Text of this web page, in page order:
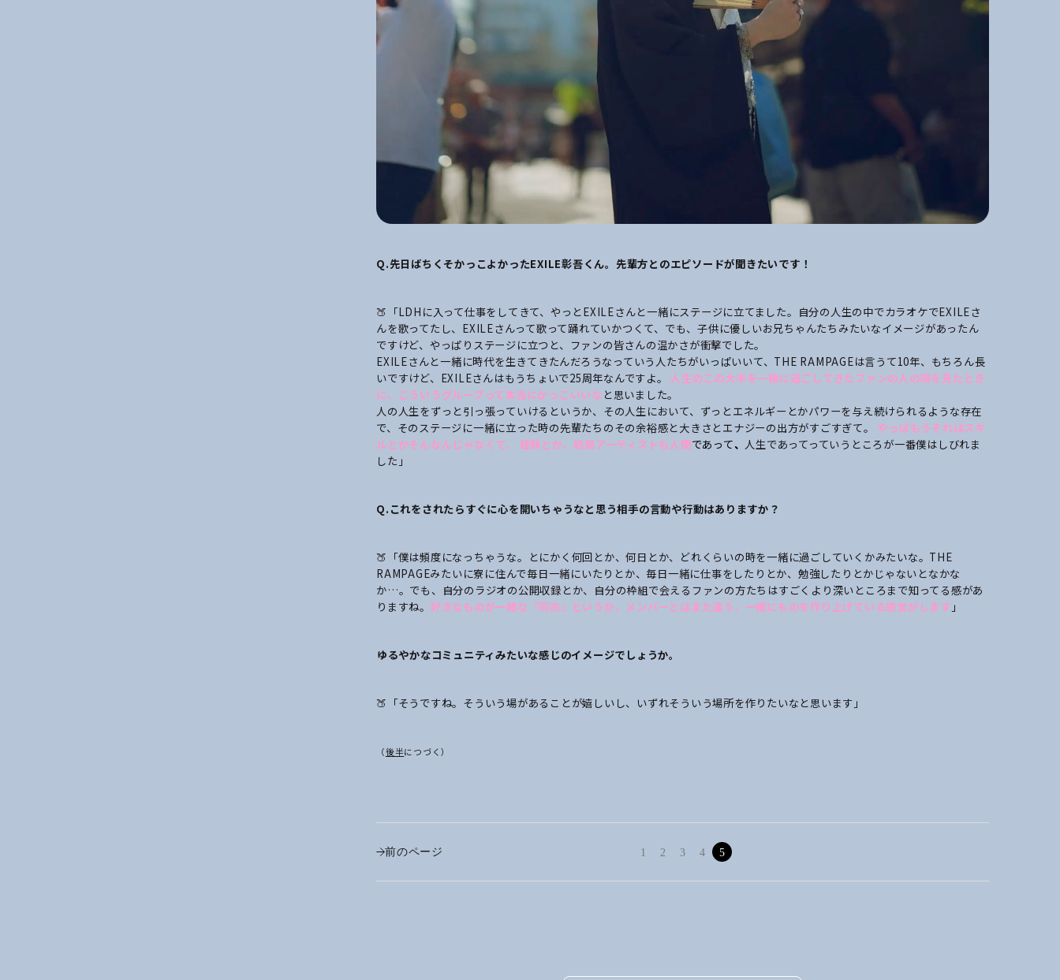
Q.先日ばちくそかっこよかったEXILE彰吾くん。 先輩方とのエピソードが聞きたいです！
🍑「LDHに入って仕事をしてきて、やっとEXILEさんと一緒にステージに立てました。自分の人生の中でカラオケでEXILEさ
んを歌ってたし、EXILEさんって歌って踊れていかつくて、でも、子供に優しいお兄ちゃんたちみたいなイメージがあったん
ですけど、やっぱりステージに立つと、ファンの皆さんの温かさが衝撃でした。
EXILEさんと一緒に時代を生きてきたんだろうなっていう人たちがいっぱいいて、THE RAMPAGEは言うて10年、もちろん長
いですけど、EXILEさんはもうちょいで25周年なんですよ。人生のこの大半を一緒に過ごしてきたファンの人の顔を見たとき
に、こういうグループって本当にかっこいいな と思いました。
人の人生をずっと引っ張っていけるというか、その人生において、ずっとエネルギーとかパワーを与え続けられるような存在
で、そのステージに一緒に立った時の先輩たちのその余裕感と大きさとエナジーの出方がすごすぎて。
やっぱもうそれはスキ
ルとかそんなんじゃなくて、 経験とか、結局アーティストも人間であって、 人生であってっていうところが一番僕はしびれま
した」
Q. これをされたらすぐに心を開いちゃうなと思う相手の言動や行動はありますか？
🍑「僕は頻度になっちゃうな。とにかく何回とか、何日とか、どれくらいの時を一緒に過ごしていくかみたいな。THE
RAMPAGEみたいに寮に住んで毎日一緒にいたりとか、毎日一緒に仕事をしたりとか、勉強したりとかじゃないとなかな
か…。でも、自分のラジオの公開収録とか、自分の枠組で会えるファンの方たちはすごくより深いところまで知ってる感があ
りますね。 好きなものが一緒な『同志』というか、メンバーとはまた違う、 一緒にものを作り上げている感覚が します 」
――ゆるやかなコミュニティみたいな感じのイメージでしょうか。
🍑「そうですね。そういう場があることが嬉しいし、いずれそういう場所を作りたいなと思います」
（後半につづく）
前のページ 1 2 3 4 5